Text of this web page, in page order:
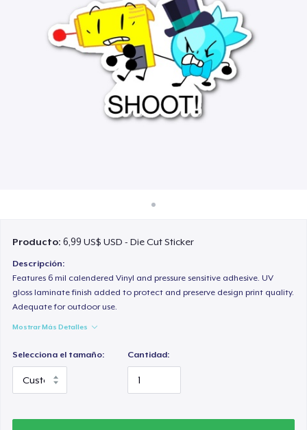
Venda en todas partes
Venda lo que sea
Producto:6,99 US$ USD - Die Cut Sticker
Descripción:
Features 6 mil calendered Vinyl and pressure sensitive adhesive. UV
gloss laminate finish added to protect and preserve design print quality.
Adequate for outdoor use.
Mostrar Más Detalles
Selecciona el tamaño: Cantidad: